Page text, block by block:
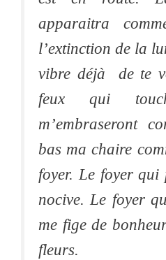
apparaitra
l’extinction de la
vibre déjà de te
feux qui
m’embraseront
bas ma chaire
foyer. Le foyer
nocive. Le foyer
me fige de
fleurs.